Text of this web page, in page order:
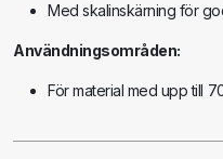
Med skalinskärning för
Användningsområden:
För material med upp till